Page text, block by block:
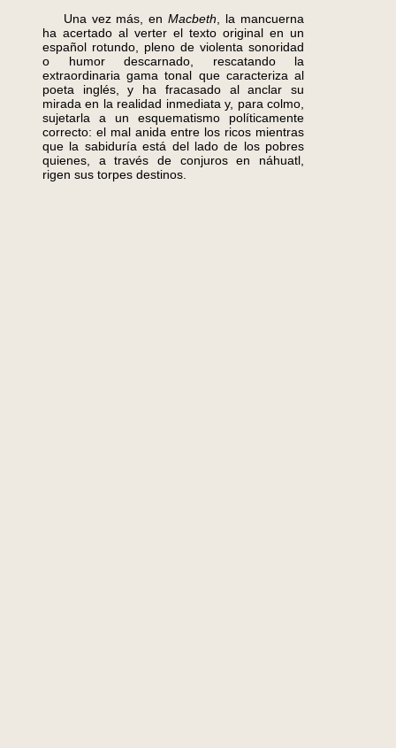
Una vez más, enMacbeth , la mancuerna
ha acertado al verter el texto original en un
español rotundo, pleno de violenta sonoridad
o humor descarnado, rescatando la
extraordinaria gama tonal que caracteriza al
poeta inglés, y ha fracasado al anclar su
mirada en la realidad inmediata y, para colmo,
sujetarla a un esquematismo políticamente
correcto: el mal anida entre los ricos mientras
que la sabiduría está del lado de los pobres
quienes, a través de conjuros en náhuatl,
rigen sus torpes destinos.